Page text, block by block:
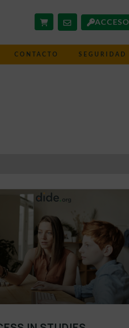
ACCESO
CONTACTO SEGURIDAD